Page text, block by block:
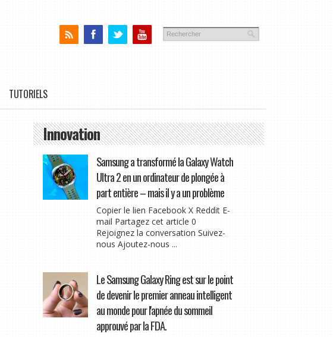
TUTORIELS
Innovation
Samsung a transformé la Galaxy Watch
Ultra 2 en un ordinateur de plongée à
part entière – mais il y a un problème
Copier le lien Facebook X Reddit E-
mail Partagez cet article 0
Rejoignez la conversation Suivez-
nous Ajoutez-nous ...
Le Samsung Galaxy Ring est sur le point
de devenir le premier anneau intelligent
au monde pour l'apnée du sommeil
approuvé par la FDA.